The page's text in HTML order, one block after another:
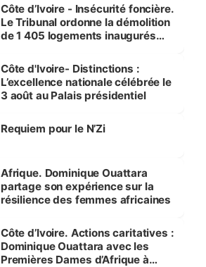
Côte d’Ivoire - Insécurité foncière.
Le Tribunal ordonne la démolition
de 1 405 logements inaugurés
Bassam
Côte d'Ivoire- Distinctions :
L’excellence nationale célébrée le
3 août au Palais présidentiel
Requiem pour le N’Zi
Afrique. Dominique Ouattara
partage son expérience sur la
résilience des femmes africaines
Côte d’Ivoire. Actions caritatives :
Dominique Ouattara avec les
Premières Dames d’Afrique à